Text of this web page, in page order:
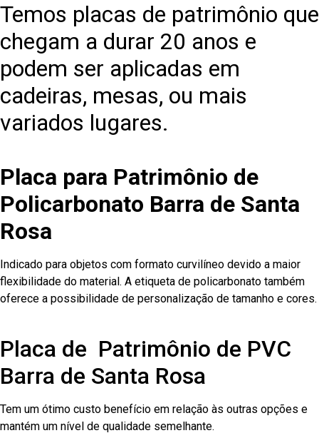
Temos placas de patrimônio que
chegam a durar 20 anos e
podem ser aplicadas em
cadeiras, mesas, ou mais
variados lugares.
Placa para Patrimônio de
Policarbonato Barra de Santa
Rosa
Indicado para objetos com formato curvilíneo devido a maior
flexibilidade do material. A etiqueta de policarbonato também
oferece a possibilidade de personalização de tamanho e cores.
Placa de Patrimônio de PVC
Barra de Santa Rosa
Tem um ótimo custo benefício em relação às outras opções e
mantém um nível de qualidade semelhante.